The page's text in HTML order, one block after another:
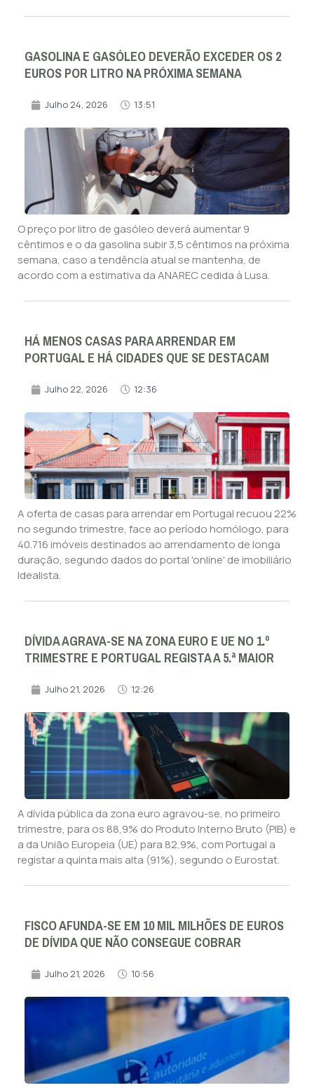
GASOLINA E GASÓLEO DEVERÃO EXCEDER OS 2
EUROS POR LITRO NA PRÓXIMA SEMANA
Julho 24, 2026 13:51
O preço por litro de gasóleo deverá aumentar 9
cêntimos e o da gasolina subir 3,5 cêntimos na próxima
semana, caso a tendência atual se mantenha, de
acordo com a estimativa da ANAREC cedida à Lusa.
HÁ MENOS CASAS PARA ARRENDAR EM
PORTUGAL E HÁ CIDADES QUE SE DESTACAM
Julho 22, 2026 12:36
A oferta de casas para arrendar em Portugal recuou 22%
no segundo trimestre, face ao período homólogo, para
40.716 imóveis destinados ao arrendamento de longa
duração, segundo dados do portal 'online' de imobiliário
Idealista.
DÍVIDA AGRAVA-SE NA ZONA EURO E UE NO 1.º
TRIMESTRE E PORTUGAL REGISTA A 5.ª MAIOR
Julho 21, 2026 12:26
A dívida pública da zona euro agravou-se, no primeiro
trimestre, para os 88,9% do Produto Interno Bruto (PIB) e
a da União Europeia (UE) para 82,9%, com Portugal a
registar a quinta mais alta (91%), segundo o Eurostat.
FISCO AFUNDA-SE EM 10 MIL MILHÕES DE EUROS
DE DÍVIDA QUE NÃO CONSEGUE COBRAR
Julho 21, 2026 10:56